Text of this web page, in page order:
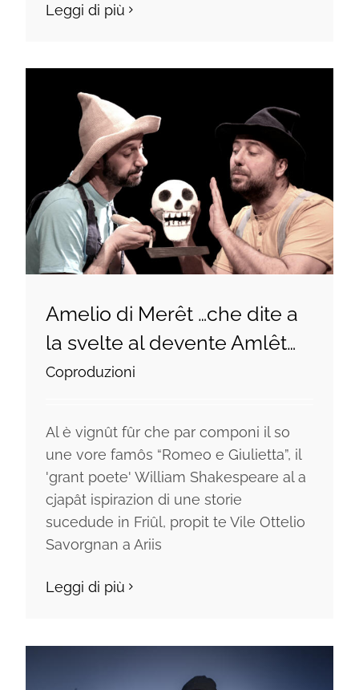
Leggi di più
Amelio di Merêt …che dite a
la svelte al devente Amlêt…
Coproduzioni
Al è vignût fûr che par componi il so
une vore famôs “Romeo e Giulietta”, il
'grant poete' William Shakespeare al a
cjapât ispirazion di une storie
sucedude in Friûl, propit te Vile Ottelio
Savorgnan a Ariis
Leggi di più